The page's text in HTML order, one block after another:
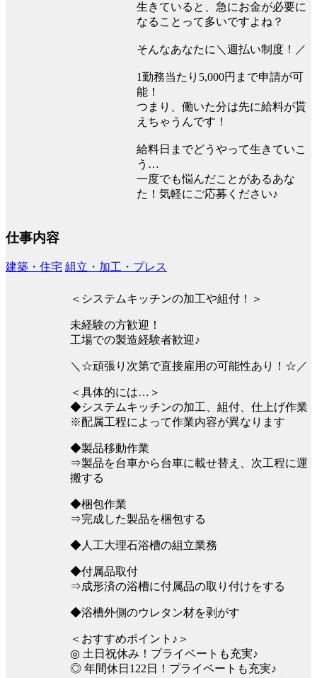
生きていると、急にお金が必要に
なることって多いですよね？
そんなあなたに＼週払い制度！／
1勤務当たり5,000円まで申請が可
能！
つまり、働いた分は先に給料が貰
えちゃうんです！
給料日までどうやって生きていこ
う…
一度でも悩んだことがあるあな
た！気軽にご応募ください♪
仕事内容
建築・住宅 組立・加工・プレス
＜システムキッチンの加工や組付！＞
未経験の方歓迎！
工場での製造経験者歓迎♪
＼☆頑張り次第で直接雇用の可能性あり！☆／
＜具体的には…＞
◆システムキッチンの加工、組付、仕上げ作業
※配属工程によって作業内容が異なります
◆製品移動作業
⇒製品を台車から台車に載せ替え、次工程に運
搬する
◆梱包作業
⇒完成した製品を梱包する
◆人工大理石浴槽の組立業務
◆付属品取付
⇒成形済の浴槽に付属品の取り付けをする
◆浴槽外側のウレタン材を剥がす
＜おすすめポイント♪＞
◎ 土日祝休み！プライベートも充実♪
◎ 年間休日122日！プライベートも充実♪